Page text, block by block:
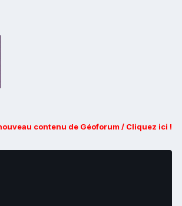
contenu de Géoforum / Cliquez ici !